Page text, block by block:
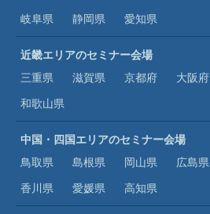
岐阜県
静岡県 愛知県
近畿エリアのセミナー会場
三重県
滋賀県 京都府 大阪府
和歌山県
中国・四国エリアのセミナー会場
鳥取県
島根県 岡山県 広島県
香川県
愛媛県 高知県